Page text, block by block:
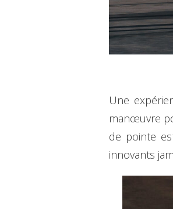
Une
manœuvre
de pointe
innovants